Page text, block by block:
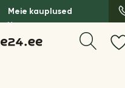
Meie kauplused